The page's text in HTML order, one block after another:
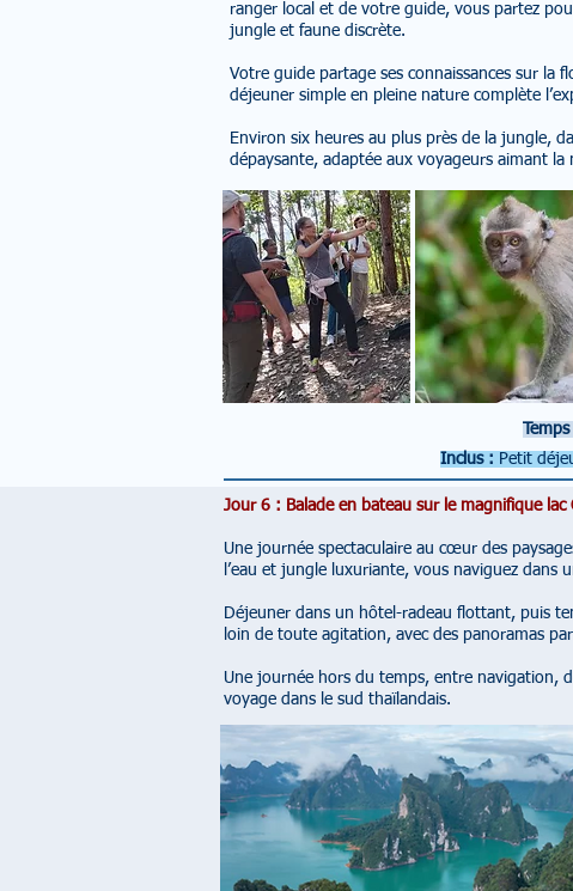
ranger local et de votre guide, vous partez
jungle et faune discrète.
Votre guide partage ses connaissances sur la
déjeuner simple en pleine nature complète
Environ six heures au plus près de la jungle,
dépaysante, adaptée aux voyageurs aimant la
Inclus : Petit
Jour 6 : Balade en bateau sur le magnifique lac
Une journée spectaculaire au cœur des
l’eau et jungle luxuriante, vous naviguez dans
Déjeuner dans un hôtel-radeau flottant, puis
loin de toute agitation, avec des panoramas
Une journée hors du temps, entre navigation,
voyage dans le sud thaïlandais.